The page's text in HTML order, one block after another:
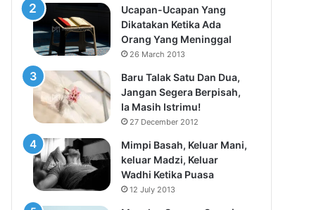
Ucapan-Ucapan Yang
Dikatakan Ketika Ada
Orang Yang Meninggal
26 March 2013
Baru Talak Satu Dan Dua,
Jangan Segera Berpisah,
Ia Masih Istrimu!
27 December 2012
Mimpi Basah, Keluar Mani,
keluar Madzi, Keluar
Wadhi Ketika Puasa
12 July 2013